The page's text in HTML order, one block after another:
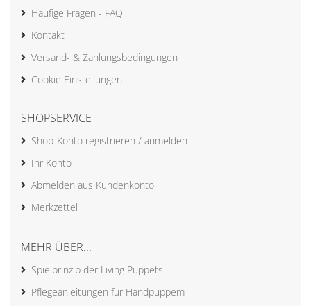
Häufige Fragen - FAQ
Kontakt
Versand- & Zahlungsbedingungen
Cookie Einstellungen
SHOPSERVICE
Shop-Konto registrieren / anmelden
Ihr Konto
Abmelden aus Kundenkonto
Merkzettel
MEHR ÜBER...
Spielprinzip der Living Puppets
Pflegeanleitungen für Handpuppem